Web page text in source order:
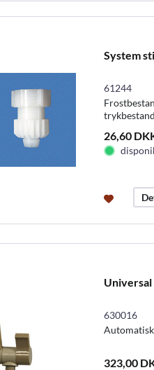
System
61244
26,60
Universal
630016
323,00